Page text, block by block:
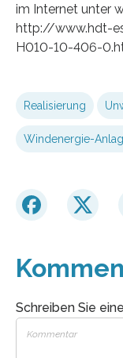
im Internet unter
http://www.hdt-
H010-10-406-
Realisierung
Windenergie-
Schreiben Sie